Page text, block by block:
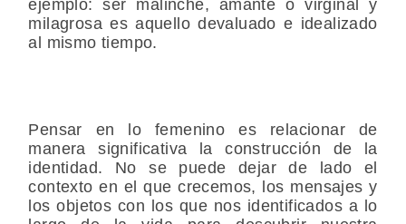
ejemplo: ser malinche, amante o virginal y
milagrosa es aquello devaluado e idealizado
al mismo tiempo.
Pensar en lo femenino es relacionar de
manera significativa la construcción de la
identidad. No se puede dejar de lado el
contexto en el que crecemos, los mensajes y
los objetos con los que nos identificados a lo